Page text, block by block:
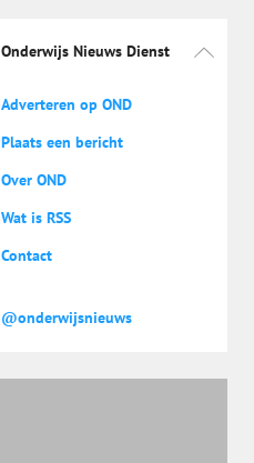
Onderwijs Nieuws Dienst
Adverteren op OND
Plaats een bericht
Over OND
Wat is RSS
Contact
@onderwijsnieuws